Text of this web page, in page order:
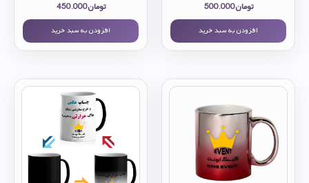
تومان500.000
افزودن به سبد خرید
تومان450.000
افزودن به سبد خرید